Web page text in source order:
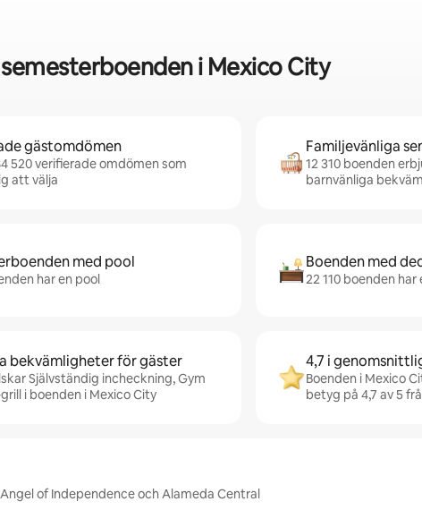
i Mexico City
gästomdömen
520 verifierade omdömen som
att välja
Familjevänliga
12 310 boenden
barnvänliga
med pool
har en pool
Boenden med
22 110 boenden
bekvämligheter för gäster
Självständig incheckning, Gym
i boenden i Mexico City
4,7 i
Boenden i Mexico
betyg på 4,7 av 5
of Independence och Alameda Central